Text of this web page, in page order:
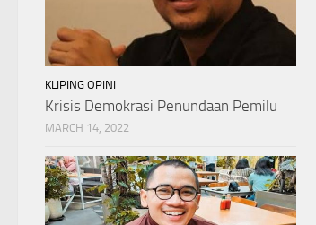
KLIPING OPINI
Krisis Demokrasi Penundaan Pemilu
MARCH 14, 2022